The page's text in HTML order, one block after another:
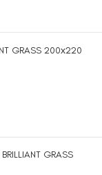
GRASS 200х220
GRASS